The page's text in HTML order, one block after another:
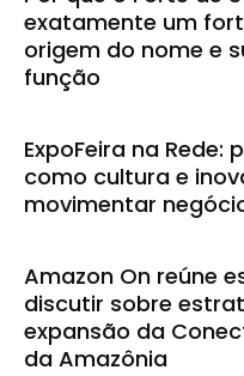
exatamente um
origem do nome e
função
ExpoFeira na Rede:
como cultura e
movimentar
Amazon On reúne
discutir sobre
expansão da
da Amazônia